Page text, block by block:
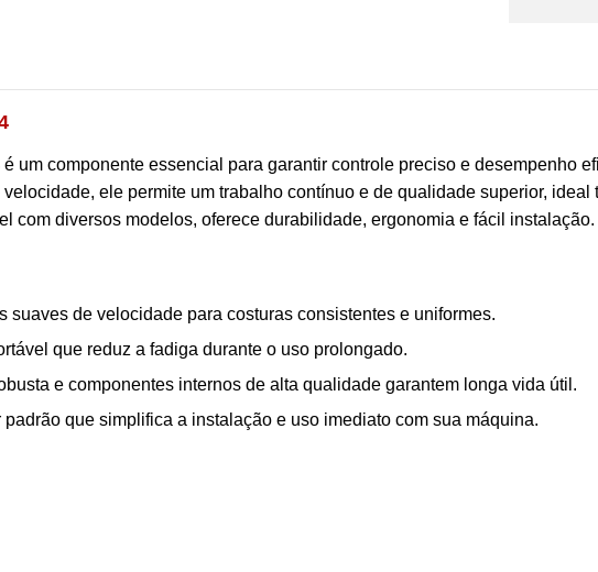
é um componente essencial para garantir controle preciso e desempenho
ele permite um trabalho contínuo e de qualidade superior,
com diversos modelos, oferece durabilidade, ergonomia e fácil instalação.
suaves de velocidade para costuras consistentes e uniformes.
que reduz a fadiga durante o uso prolongado.
e componentes internos de alta qualidade garantem longa vida útil.
padrão que simplifica a instalação e uso imediato com sua máquina.